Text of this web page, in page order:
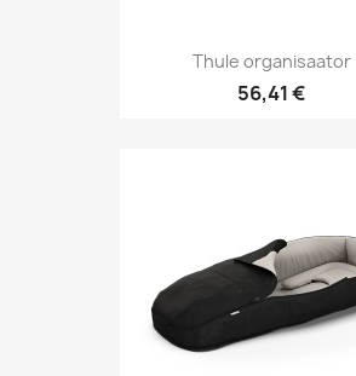
Thule organisaator
56,41 €